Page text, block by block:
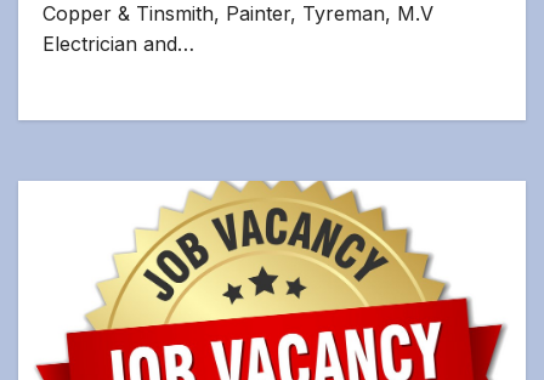
Copper & Tinsmith, Painter, Tyreman, M.V
Electrician and…